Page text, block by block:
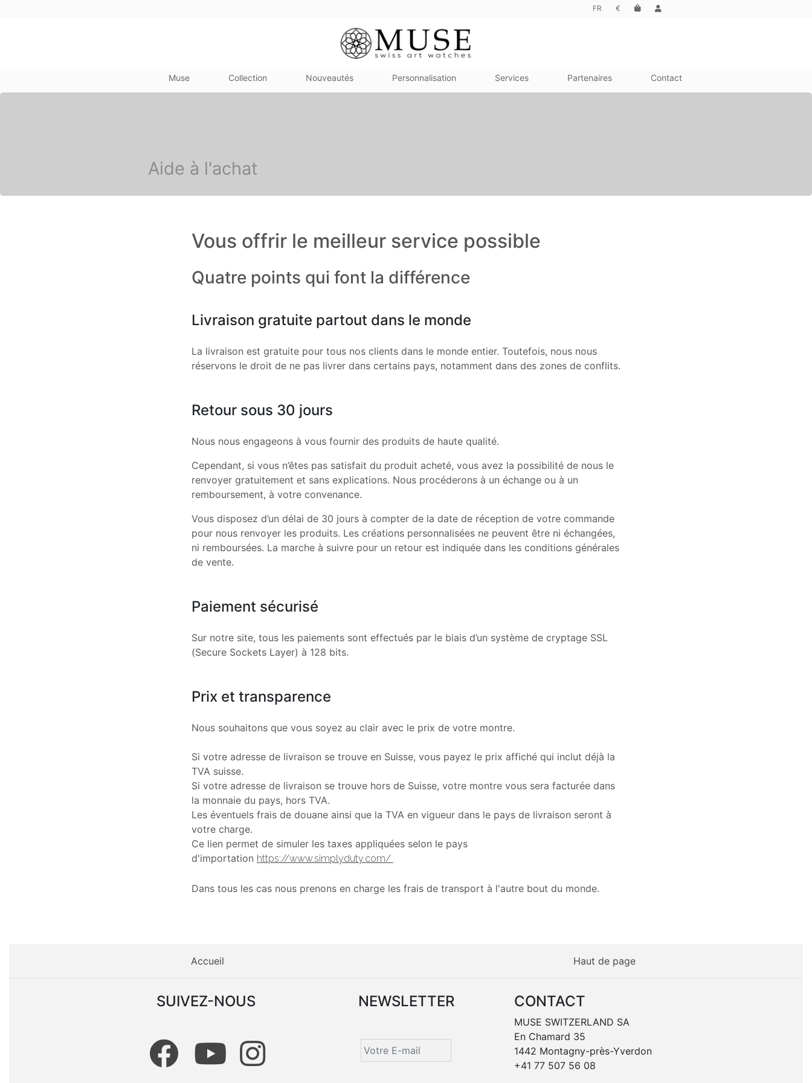
FR €
Muse Collection Nouveautés Personnalisation Services Partenaires Contact
Aide à l'achat
Vous offrir le meilleur service possible
Quatre points qui font la différence
Livraison gratuite partout dans le monde
La livraison est gratuite pour tous nos clients dans le monde entier. Toutefois, nous nous
réservons le droit de ne pas livrer dans certains pays, notamment dans des zones de conflits.
Retour sous 30 jours
Nous nous engageons à vous fournir des produits de haute qualité.
Cependant, si vous n’êtes pas satisfait du produit acheté, vous avez la possibilité de nous le
renvoyer gratuitement et sans explications. Nous procéderons à un échange ou à un
remboursement, à votre convenance.
Vous disposez d’un délai de 30 jours à compter de la date de réception de votre commande
pour nous renvoyer les produits. Les créations personnalisées ne peuvent être ni échangées,
ni remboursées. La marche à suivre pour un retour est indiquée dans les conditions générales
de vente.
Paiement sécurisé
Sur notre site, tous les paiements sont effectués par le biais d’un système de cryptage SSL
(Secure Sockets Layer) à 128 bits.
Prix et transparence
Nous souhaitons que vous soyez au clair avec le prix de votre montre.
Si votre adresse de livraison se trouve en Suisse, vous payez le prix affiché qui inclut déjà la
TVA suisse.
Si votre adresse de livraison se trouve hors de Suisse, votre montre vous sera facturée dans
la monnaie du pays, hors TVA.
Les éventuels frais de douane ainsi que la TVA en vigueur dans le pays de livraison seront à
votre charge.
Ce lien permet de simuler les taxes appliquées selon le pays
d'importation https://www.simplyduty.com/
Dans tous les cas nous prenons en charge les frais de transport à l'autre bout du monde.
Accueil Haut de page
SUIVEZ-NOUS NEWSLETTER CONTACT
MUSE SWITZERLAND SA
En Chamard 35
1442 Montagny-près-Yverdon
+41 77 507 56 08